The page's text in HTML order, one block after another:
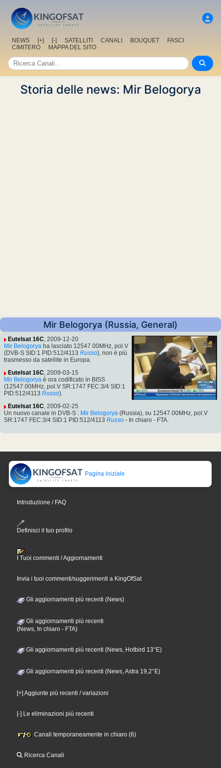
NEWS [+] [-] SATELLITI CANALI BOUQUET
FASCI
CIMITERO
MAPPA DEL SITO
Storia delle news: Mir Belogorya
Mir Belogorya (Russia, General)
Eutelsat 16C, 2009-12-20
Mir Belogorya ha lasciato 12547.00MHz, pol.V
(DVB-S SID:1 PID:512/4113 Russo), non è più
trasmesso da satellite in Europa.
Eutelsat 16C, 2009-03-15
Mir Belogorya è ora codificato in BISS
(12547.00MHz, pol.V SR:1747 FEC:3/4 SID:1
PID:512/4113 Russo).
Eutelsat 16C, 2009-02-25
Un nuovo canale in DVB-S : Mir Belogorya (Russia), su 12547.00MHz, pol.V
SR:1747 FEC:3/4 SID:1 PID:512/4113 Russo - In chiaro - FTA.
Pagina iniziale
Introduzione / FAQ
Definisci il tuo profilo
I Tuoi commenti / Aggiornamenti
Invia i tuoi commenti/suggerimenti a KingOfSat
Gli aggiornamenti più recenti (News)
Gli aggiornamenti più recenti
(News, In chiaro - FTA)
Gli aggiornamenti più recenti (News, Hotbird 13°E)
Gli aggiornamenti più recenti (News, Astra 19,2°E)
[+] Aggiunte più recenti / variazioni
[-] Le eliminazioni più recenti
Canali temporaneamente in chiaro (6)
Ricerca Canali